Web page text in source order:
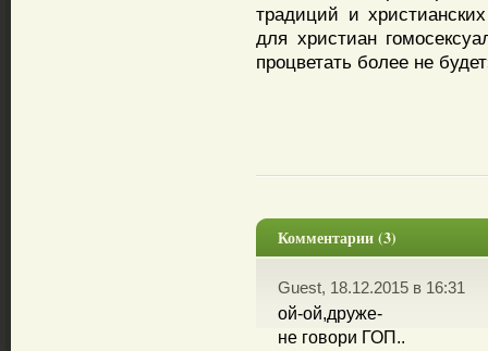
традиций и
для христиан
процветать более не
Комментарии (3)
Guest, 18.12.2015 в 16:31
ой-ой,друже-
не говори ГОП..